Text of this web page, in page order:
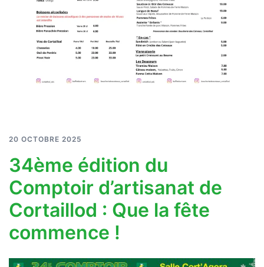
20 OCTOBRE 2025
34ème édition du
Comptoir d’artisanat de
Cortaillod : Que la fête
commence !